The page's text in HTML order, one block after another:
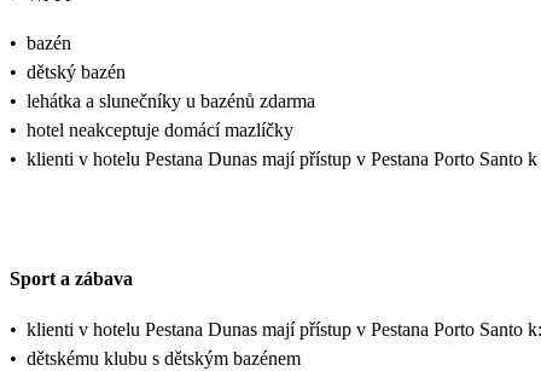
• bazén
• dětský bazén
• lehátka a slunečníky u bazénů zdarma
• hotel neakceptuje domácí mazlíčky
• klienti v hotelu Pestana Dunas mají přístup v Pestana Porto Santo
Sport a zábava
• klienti v hotelu Pestana Dunas mají přístup v Pestana Porto Santo k:
• dětskému klubu s dětským bazénem